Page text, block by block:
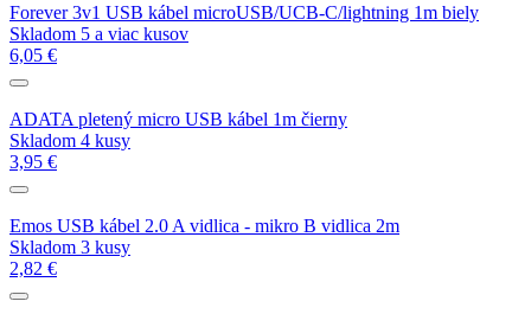
Forever 3v1 USB kábel microUSB/UCB-C/lightning 1m biely
Skladom 5 a viac kusov
6,05 €
ADATA pletený micro USB kábel 1m čierny
Skladom 4 kusy
3,95 €
Emos USB kábel 2.0 A vidlica - mikro B vidlica 2m
Skladom 3 kusy
2,82 €